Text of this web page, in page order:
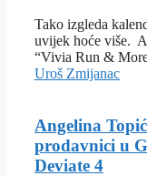
Tako izgleda
uvijek hoće više.
“Vivia Run &
Uroš Zmijanac
Angelina
prodavnici u
Deviate 4